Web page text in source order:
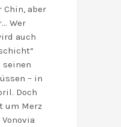
aber
Wer
auch
seinen
– in
Doch
um Merz